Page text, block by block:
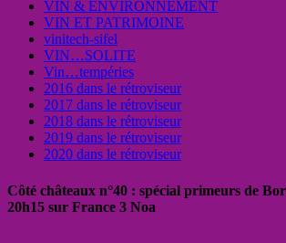
VIN & ENVIRONNEMENT
VIN ET PATRIMOINE
vinitech-sifel
VIN…SOLITE
Vin…tempéries
2016 dans le rétroviseur
2017 dans le rétroviseur
2018 dans le rétroviseur
2019 dans le rétroviseur
2020 dans le rétroviseur
Côté châteaux n°40 : spécial primeurs de
20h15 sur France 3 Noa